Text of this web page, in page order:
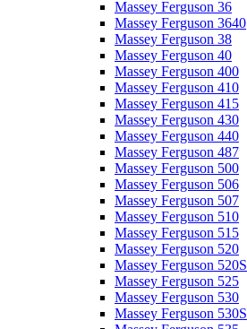
Massey Ferguson 36
Massey Ferguson 3640
Massey Ferguson 38
Massey Ferguson 40
Massey Ferguson 400
Massey Ferguson 410
Massey Ferguson 415
Massey Ferguson 430
Massey Ferguson 440
Massey Ferguson 487
Massey Ferguson 500
Massey Ferguson 506
Massey Ferguson 507
Massey Ferguson 510
Massey Ferguson 515
Massey Ferguson 520
Massey Ferguson 520S
Massey Ferguson 525
Massey Ferguson 530
Massey Ferguson 530S